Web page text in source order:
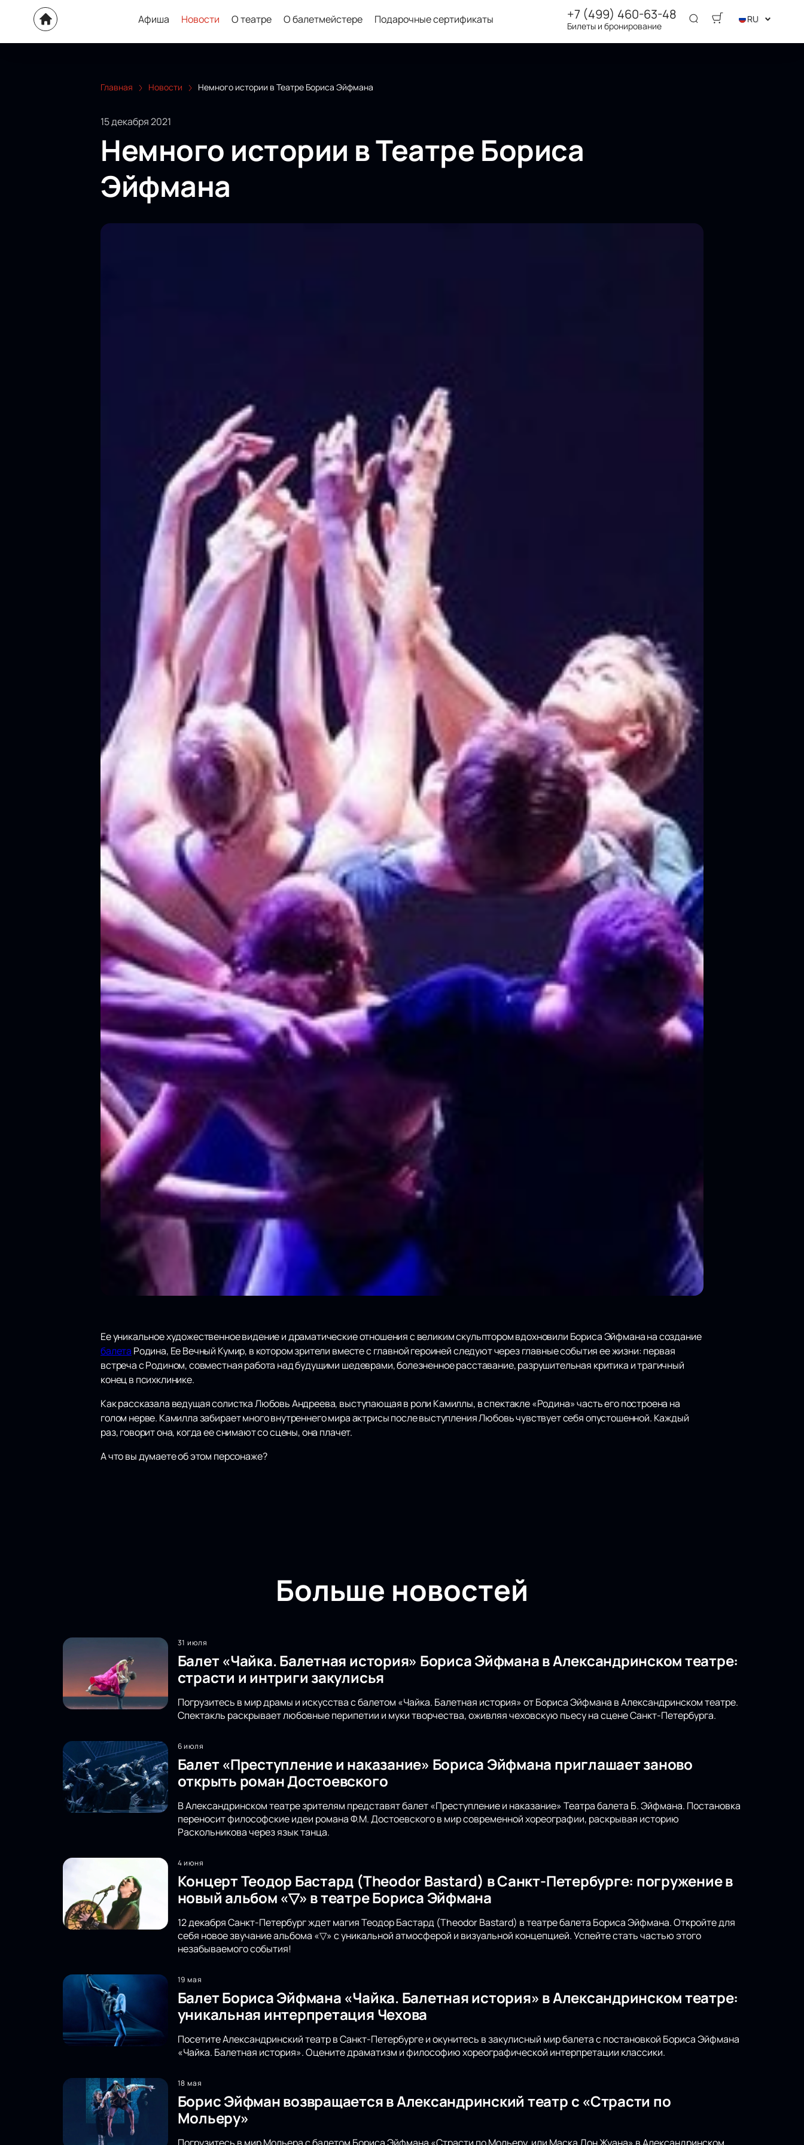
Афиша Новости О театре О балетмейстере Подарочные сертификаты +7 (499) 460-63-48
Билеты и бронирование
RU
Главная Новости Немного истории в Театре Бориса Эйфмана
15 декабря 2021
Немного истории в Театре Бориса
Эйфмана
Ее уникальное художественное видение и драматические отношения с великим скульптором вдохновили Бориса Эйфмана на создание
балета Родина, Ее Вечный Кумир, в котором зрители вместе с главной героиней следуют через главные события ее жизни: первая
встреча с Родином, совместная работа над будущими шедеврами, болезненное расставание, разрушительная критика и трагичный
конец в психклинике.
Как рассказала ведущая солистка Любовь Андреева, выступающая в роли Камиллы, в спектакле «Родина» часть его построена на
голом нерве. Камилла забирает много внутреннего мира актрисы после выступления Любовь чувствует себя опустошенной. Каждый
раз, говорит она, когда ее снимают со сцены, она плачет.
А что вы думаете об этом персонаже?
Больше новостей
31 июля
Балет «Чайка. Балетная история» Бориса Эйфмана в Александринском театре:
страсти и интриги закулисья
Погрузитесь в мир драмы и искусства с балетом «Чайка. Балетная история» от Бориса Эйфмана в Александринском театре.
Спектакль раскрывает любовные перипетии и муки творчества, оживляя чеховскую пьесу на сцене Санкт-Петербурга.
6 июля
Балет «Преступление и наказание» Бориса Эйфмана приглашает заново
открыть роман Достоевского
В Александринском театре зрителям представят балет «Преступление и наказание» Театра балета Б. Эйфмана. Постановка
переносит философские идеи романа Ф.М. Достоевского в мир современной хореографии, раскрывая историю
Раскольникова через язык танца.
4 июня
Концерт Теодор Бастард (Theodor Bastard) в Санкт-Петербурге: погружение в
новый альбом «▽» в театре Бориса Эйфмана
12 декабря Санкт-Петербург ждет магия Теодор Бастард (Theodor Bastard) в театре балета Бориса Эйфмана. Откройте для
себя новое звучание альбома «▽» с уникальной атмосферой и визуальной концепцией. Успейте стать частью этого
незабываемого события!
19 мая
Балет Бориса Эйфмана «Чайка. Балетная история» в Александринском театре:
уникальная интерпретация Чехова
Посетите Александринский театр в Санкт-Петербурге и окунитесь в закулисный мир балета с постановкой Бориса Эйфмана
«Чайка. Балетная история». Оцените драматизм и философию хореографической интерпретации классики.
18 мая
Борис Эйфман возвращается в Александринский театр с «Страсти по
Мольеру»